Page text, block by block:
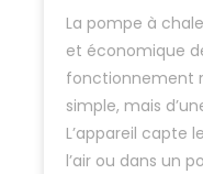
La pompe à
et économique
fonctionnement
simple, mais
L’appareil capte
l’air ou dans un